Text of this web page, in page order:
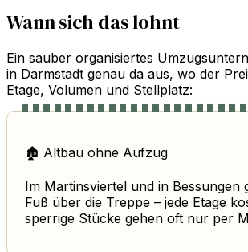
Wann sich das lohnt
Ein sauber organisiertes
in Darmstadt genau da aus, wo der
Etage, Volumen und Stellplatz:
🏚️ Altbau ohne Aufzug
Im Martinsviertel und in Bessungen
Fuß über die Treppe – jede Etage
sperrige Stücke gehen oft nur per